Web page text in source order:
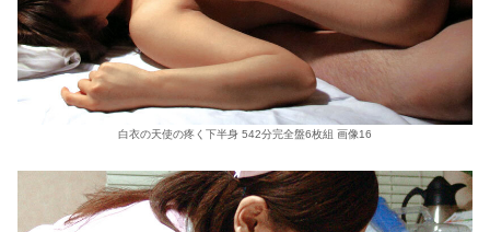
白衣の天使の疼く下半身 542分完全盤6枚組 画像16